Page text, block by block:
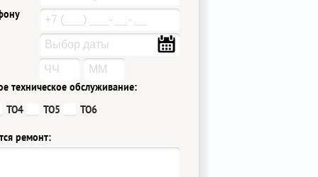
техническое обслуживание:
ТО4 ТО5 ТО6
ремонт: